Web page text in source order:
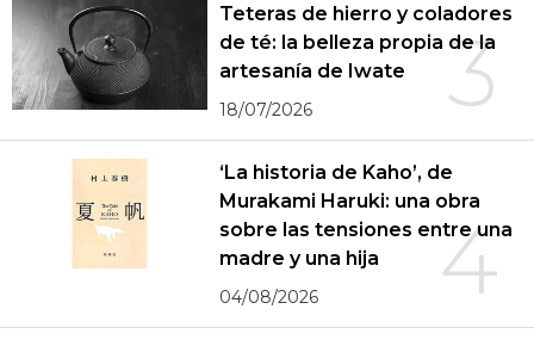
3
Teteras de hierro y coladores
de té: la belleza propia de la
artesanía de Iwate
18/07/2026
4
‘La historia de Kaho’, de
Murakami Haruki: una obra
sobre las tensiones entre una
madre y una hija
04/08/2026